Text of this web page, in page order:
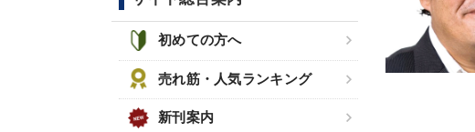
初めての方へ
売れ筋・人気ランキング
新刊案内